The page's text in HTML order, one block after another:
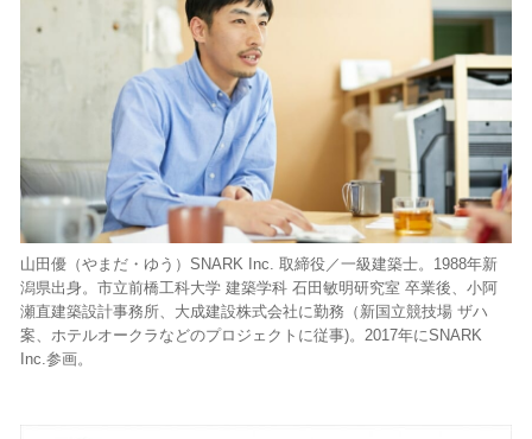
山田優（やまだ・ゆう）SNARK Inc. 取締役／一級建築士。1988年新
潟県出身。市立前橋工科大学 建築学科 石田敏明研究室 卒業後、小阿
瀬直建築設計事務所、大成建設株式会社に勤務（新国立競技場 ザハ
案、ホテルオークラなどのプロジェクトに従事)。2017年にSNARK
Inc.参画。